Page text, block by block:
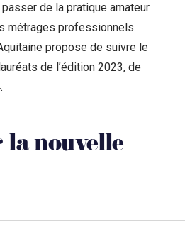
de la pratique amateur
métrages professionnels.
propose de suivre le
de l’édition 2023, de
nouvelle